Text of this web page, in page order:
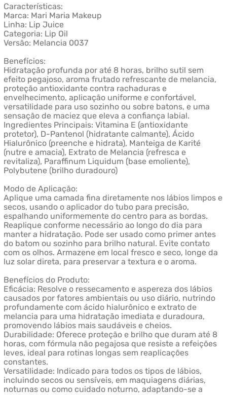
Características:
Marca: Mari Maria Makeup
Linha: Lip Juice
Categoria: Lip Oil
Versão: Melancia 0037
Benefícios:
Hidratação profunda por até 8 horas, brilho sutil sem
efeito pegajoso, aroma frutado refrescante de melancia,
proteção antioxidante contra rachaduras e
envelhecimento, aplicação uniforme e confortável,
versatilidade para uso sozinho ou sobre batons, e uma
sensação de maciez que eleva a confiança labial.
Ingredientes Principais: Vitamina E (antioxidante
protetor), D-Pantenol (hidratante calmante), Ácido
Hialurônico (preenche e hidrata), Manteiga de Karité
(nutre e amacia), Extrato de Melancia (refresca e
revitaliza), Paraffinum Liquidum (base emoliente),
Polybutene (brilho duradouro)
Modo de Aplicação:
Aplique uma camada fina diretamente nos lábios limpos e
secos, usando o aplicador do tubo para precisão,
espalhando uniformemente do centro para as bordas.
Reaplique conforme necessário ao longo do dia para
manter a hidratação. Pode ser usado como primer antes
do batom ou sozinho para brilho natural. Evite contato
com os olhos. Armazene em local fresco e seco, longe da
luz solar direta, para preservar a textura e o aroma.
Benefícios do Produto:
Eficácia: Resolve o ressecamento e aspereza dos lábios
causados por fatores ambientais ou uso diário, nutrindo
profundamente com ácido hialurônico e extrato de
melancia para uma hidratação imediata e duradoura,
promovendo lábios mais saudáveis e cheios.
Durabilidade: Oferece proteção e brilho que duram até 8
horas, com fórmula não pegajosa que resiste a refeições
leves, ideal para rotinas longas sem reaplicações
constantes.
Versatilidade: Indicado para todos os tipos de lábios,
incluindo secos ou sensíveis, em maquiagens diárias,
noturnas ou como cuidado noturno, adaptando-se a